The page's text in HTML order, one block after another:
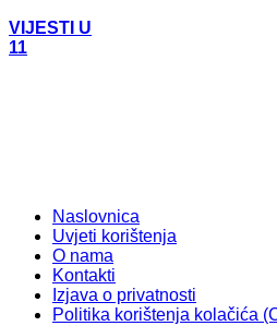
VIJESTI U
11
Naslovnica
Uvjeti korištenja
O nama
Kontakti
Izjava o privatnosti
Politika korištenja kolačića